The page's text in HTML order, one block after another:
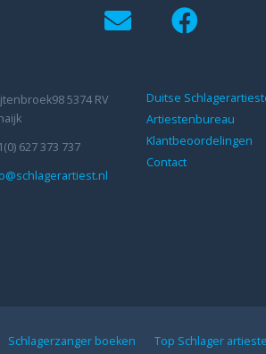
5374 RV
627 373 737
Duitse
Artiestenbureau
Klantbeoordelingen
Contact
Schlagerzanger boeken Top Schlager